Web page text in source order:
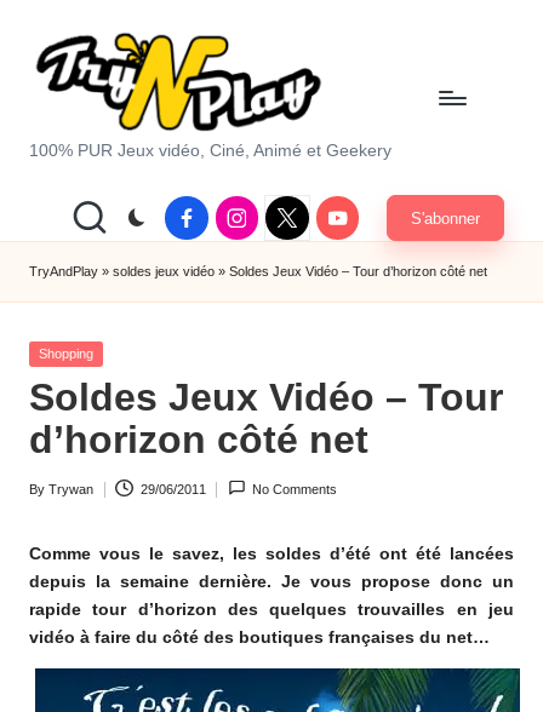
T
y
A
d
P
la
y.
o
m
100% PUR Jeux vidéo, Ciné, Animé et Geekery
FacebookInstagram
X
|
Twitter
Youtube S'abonner
TryAndPlay » soldes jeux vidéo » Soldes Jeux Vidéo – Tour d’horizon côté net
Posted
Shopping
Soldes Jeux Vidéo – Tour
d’horizon côté net
Posted
By Trywan 29/06/2011 No Comments
Comme vous le savez, les soldes d’été ont été lancées
depuis la semaine dernière. Je vous propose donc un
rapide tour d’horizon des quelques trouvailles en jeu
vidéo à faire du côté des boutiques françaises du net…